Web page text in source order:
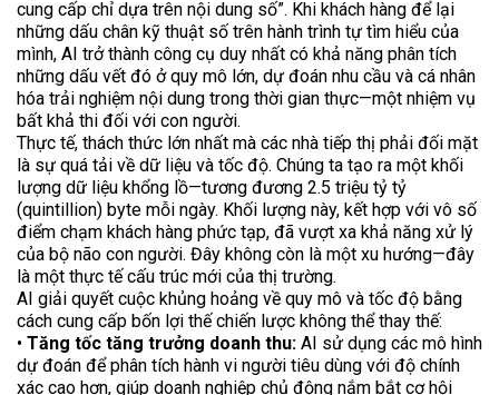
cung cấp chỉ dựa trên nội dung số”. Khi khách hàng để lại
những dấu chân kỹ thuật số trên hành trình tự tìm hiểu của
mình, AI trở thành công cụ duy nhất có khả năng phân tích
những dấu vết đó ở quy mô lớn, dự đoán nhu cầu và cá nhân
hóa trải nghiệm nội dung trong thời gian thực—một nhiệm vụ
bất khả thi đối với con người.
Thực tế, thách thức lớn nhất mà các nhà tiếp thị phải đối mặt
là sự quá tải về dữ liệu và tốc độ. Chúng ta tạo ra một khối
lượng dữ liệu khổng lồ—tương đương 2.5 triệu tỷ tỷ
(quintillion) byte mỗi ngày. Khối lượng này, kết hợp với vô số
điểm chạm khách hàng phức tạp, đã vượt xa khả năng xử lý
của bộ não con người. Đây không còn là một xu hướng—đây
là một thực tế cấu trúc mới của thị trường.
AI giải quyết cuộc khủng hoảng về quy mô và tốc độ bằng
cách cung cấp bốn lợi thế chiến lược không thể thay thế:
• Tăng tốc tăng trưởng doanh thu: AI sử dụng các mô hình
dự đoán để phân tích hành vi người tiêu dùng với độ chính
xác cao hơn, giúp doanh nghiệp chủ động nắm bắt cơ hội